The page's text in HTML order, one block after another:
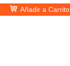
Añadir a Carrito